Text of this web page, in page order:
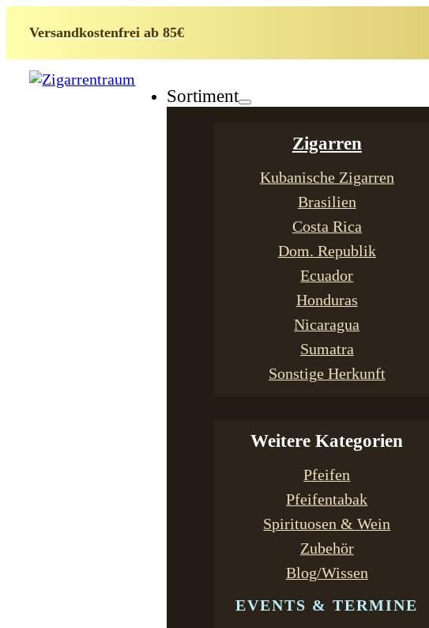
Versandkostenfrei ab 85€
Sortiment
Zigarren
Kubanische Zigarren
Brasilien
Costa Rica
Dom. Republik
Ecuador
Honduras
Nicaragua
Sumatra
Sonstige Herkunft
Weitere Kategorien
Pfeifen
Pfeifentabak
Spirituosen & Wein
Zubehör
Blog/Wissen
EVENTS & TERMINE